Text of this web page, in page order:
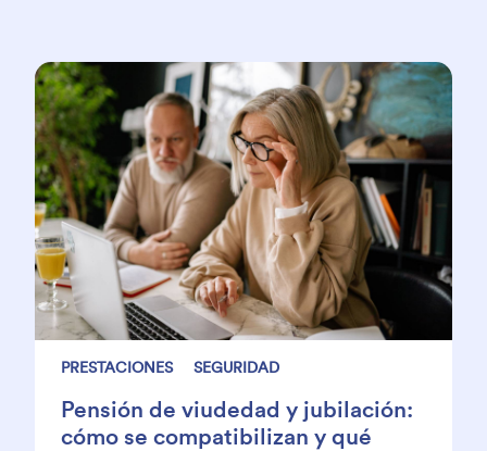
PRESTACIONES SEGURIDAD
Pensión de viudedad y jubilación:
cómo se compatibilizan y qué